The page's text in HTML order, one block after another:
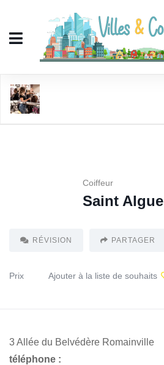
Coiffeur
Saint Algue
RÉVISION PARTAGER
Prix Ajouter à la liste de souhaits
3 Allée du Belvédère Romainville
téléphone :